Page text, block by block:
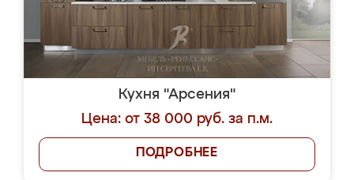
Кухня "Арсения"
Цена: от 38 000 руб. за п.м.
ПОДРОБНЕЕ